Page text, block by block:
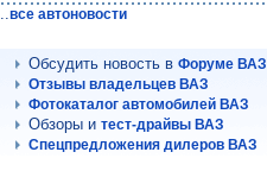
..все автоновости
Обсудить новость вФоруме ВАЗ
Отзывы владельцев ВАЗ
Фотокаталог автомобилей ВАЗ
Обзоры итест-драйвы ВАЗ
Спецпредложения дилеров ВАЗ